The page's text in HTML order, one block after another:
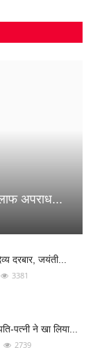
अपराध...
दरबार, जयंती...
3381
पत्नी ने खा लिया...
2739